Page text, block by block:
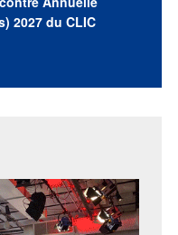
2027 du CLIC